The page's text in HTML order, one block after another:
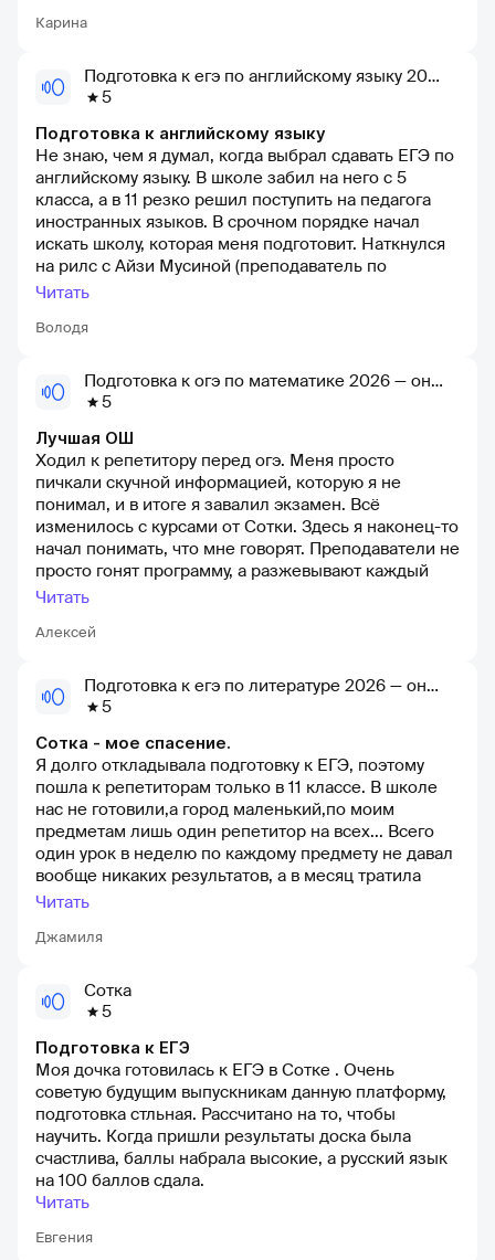
Карина
предметы, которые он сдавал, были в этой школе
нашей семьи. Вот так, не тратя денег и времени на
походы к репетиторам, мой внук дома спокойно
высокие баллы, мне все учителя его школьные
хвалили) Теперь учится на бюджете в Москве
Подготовка к егэ по английскому языку 2026 — онлайн-школа сотка
5
Володя
Подготовка к английскому языку
Не знаю, чем я думал, когда выбрал сдавать ЕГЭ по
английскому языку. В школе забил на него с 5
класса, а в 11 резко решил поступить на педагога
иностранных языков. В срочном порядке начал
искать школу, которая меня подготовит. Наткнулся
на рилс с Айзи Мусиной (преподаватель по
английскому в сотке). Она показалась мне очень
важен приятный вайб учителя, чтобы чувствовать
пробный урок, посмотрел, как она рассказывает
теорию. После этого решил взять годовой курс, это
особенно понравилось смотреть фильмы на
английском. Айзи устраивала это для того, чтобы
прокачать наши знания в грамматике, а ещё чтобы
улучшить наше произношение, что оказалось очень
полезным (так я узнал, что половину слов говорил
неправильно). Сдал английский на 86 баллов
только благодаря ей
Читать
Подготовка к огэ по математике 2026 — онлайн-школа сотка
5
Алексей
Лучшая ОШ
Ходил к репетитору перед огэ. Меня просто
пичкали скучной информацией, которую я не
понимал, и в итоге я завалил экзамен. Всё
изменилось с курсами от Сотки. Здесь я наконец-то
начал понимать, что мне говорят. Преподаватели не
просто гонят программу, а разжевывают каждый
момент до полного понимания+кураторы помогают
так что готовиться-не скучно и не муторно.
Читать
Подготовка к егэ по литературе 2026 — онлайн-школа сотка
5
Джамиля
Сотка - мое спасение.
Я долго откладывала подготовку к ЕГЭ, поэтому
пошла к репетиторам только в 11 классе. В школе
нас не готовили,а город маленький,по моим
предметам лишь один репетитор на всех... Всего
один урок в неделю по каждому предмету не давал
вообще никаких результатов, а в месяц тратила
огромные деньги, очень расстроилась,думала всё,
можно было готовиться и по интернету. Куратор
предмет (все учила в сотке) и я спокойной
занималась не тревожась и находя время на себя и
За полгода меня почти что с нуля подготовили к
экзаменам и я все сдала на 90+, интересные
вебинары и практики, куратор и учителя - все
запало в сердце. Спасибо сотке за будущее мечты
без лишних трат и нервов
Читать
Сотка
5
Евгения
Подготовка к ЕГЭ
Моя дочка готовилась к ЕГЭ в Сотке . Очень
советую будущим выпускникам данную платформу,
подготовка стльная. Рассчитано на то, чтобы
научить. Когда пришли результаты доска была
счастлива, баллы набрала высокие, а русский язык
на 100 баллов сдала.
Читать